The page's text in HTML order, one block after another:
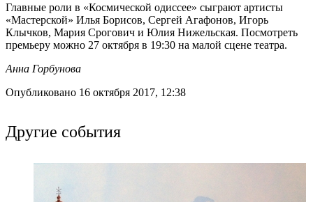
Главные роли в «Космической одиссее» сыграют артисты
«Мастерской» Илья Борисов, Сергей Агафонов, Игорь
Клычков, Мария Срогович и Юлия Нижельская. Посмотреть
премьеру можно 27 октября в 19:30 на малой сцене театра.
Анна Горбунова
Опубликовано 16 октября 2017, 12:38
Другие события